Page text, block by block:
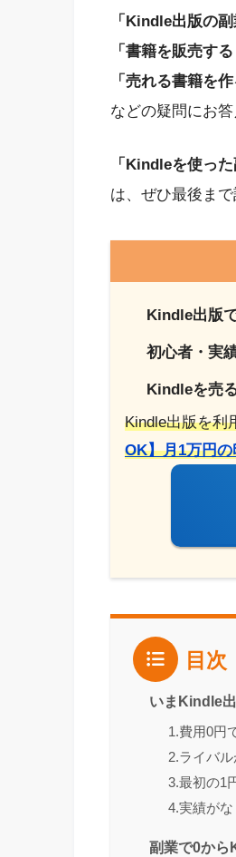
「Kindle出版の
「書籍を販売す
「売れる書籍を
などの疑問にお答
「Kindleを使っ
は、ぜひ最後ま
Kindle出版
初心者・実
Kindleを売
Kindle出版を利
OK】月1万円
目次
いまKindle
1.費用0円
2.ライバ
3.最初の1
4.実績が
副業で0から